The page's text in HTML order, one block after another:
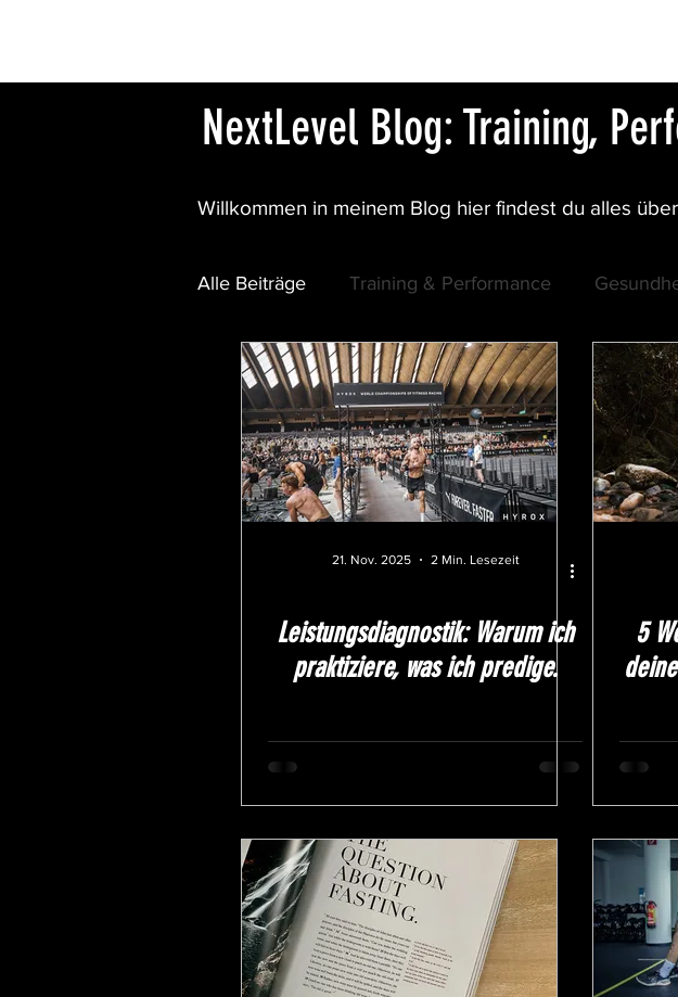
NextLevel Blog: Training,
Willkommen in meinem Blog hier findest du alles
Alle Beiträge Training & Performance
21. Nov. 2025 2 Min. Lesezeit
Leistungsdiagnostik: Warum ich
praktiziere, was ich predige.
5